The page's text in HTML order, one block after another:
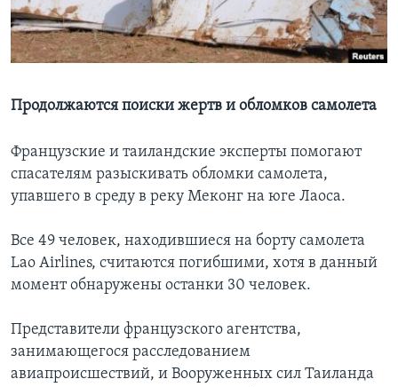
Learning English
Языки
Продолжаются поиски жертв и обломков самолета
Французские и таиландские эксперты помогают
спасателям разыскивать обломки самолета,
упавшего в среду в реку Меконг на юге Лаоса.
Все 49 человек, находившиеся на борту самолета
Lao Airlines, считаются погибшими, хотя в данный
момент обнаружены останки 30 человек.
Представители французского агентства,
занимающегося расследованием
авиапроисшествий, и Вооруженных сил Таиланда